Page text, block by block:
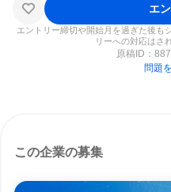
エ
エントリー締切や開始月を過ぎた後も
リーへの対応はさ
原稿ID：
問題
この企業の募集